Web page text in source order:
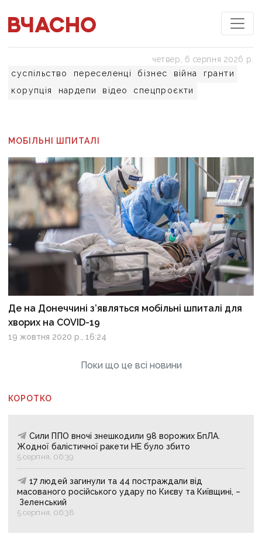
суспільство переселенці бізнес війна
гранти
корупція
нардепи відео спецпроєкти
четвер, 6 серпня 2026 р.
МОБІЛЬНІ ШПИТАЛІ
Де на Донеччині з’являться мобільні шпиталі для
хворих на COVID-19
19 жовтня 2020 р., 16:24
Поки що це всі новини
КОРОТКО
Сили ППО вночі знешкодили 98 ворожих БпЛА.
Жодної балістичної ракети НЕ було збито
5 серпня, 06:39
17 людей загинули та 44 постраждали від
масованого російського удару по Києву та Київщині, –
Зеленський
5 серпня, 06:38